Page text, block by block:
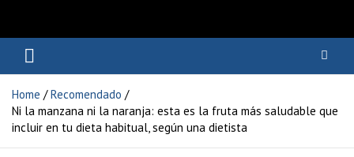
Home
Recomendado
Ni la manzana ni la naranja: esta es la fruta más saludable que
incluir en tu dieta habitual, según una dietista